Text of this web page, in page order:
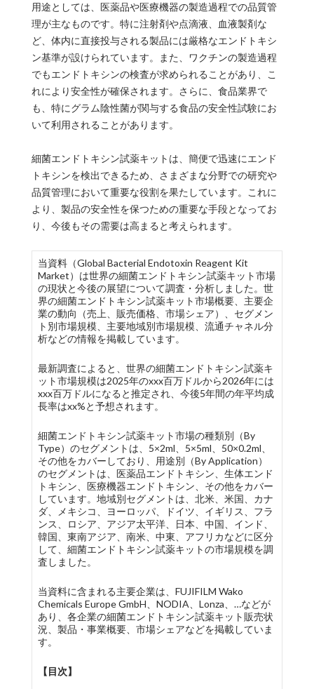
用途としては、医薬品や医療機器の製造過程での品質管
理が主なものです。特に注射剤や点滴液、血液製剤な
ど、体内に直接投与される製品には厳格なエンドトキシ
ン基準が設けられています。また、ワクチンの製造過程
でもエンドトキシンの検査が求められることがあり、こ
れにより安全性が確保されます。さらに、食品業界で
も、特にグラム陰性菌が関与する食品の安全性試験にお
いて利用されることがあります。
細菌エンドトキシン試薬キットは、簡便で迅速にエンド
トキシンを検出できるため、さまざまな分野での研究や
品質管理において重要な役割を果たしています。これに
より、製品の安全性を保つための重要な手段となってお
り、今後もその需要は高まると考えられます。
当資料（Global Bacterial Endotoxin Reagent Kit
Market）は世界の細菌エンドトキシン試薬キット市場
の現状と今後の展望について調査・分析しました。世
界の細菌エンドトキシン試薬キット市場概要、主要企
業の動向（売上、販売価格、市場シェア）、セグメン
ト別市場規模、主要地域別市場規模、流通チャネル分
析などの情報を掲載しています。
最新調査によると、世界の細菌エンドトキシン試薬キ
ット市場規模は2025年のxxx百万ドルから2026年には
xxx百万ドルになると推定され、今後5年間の年平均成
長率はxx%と予想されます。
細菌エンドトキシン試薬キット市場の種類別（By
Type）のセグメントは、5×2ml、5×5ml、50×0.2ml、
その他をカバーしており、用途別（By Application）
のセグメントは、医薬品エンドトキシン、生体エンド
トキシン、医療機器エンドトキシン、その他をカバー
しています。地域別セグメントは、北米、米国、カナ
ダ、メキシコ、ヨーロッパ、ドイツ、イギリス、フラ
ンス、ロシア、アジア太平洋、日本、中国、インド、
韓国、東南アジア、南米、中東、アフリカなどに区分
して、細菌エンドトキシン試薬キットの市場規模を調
査しました。
当資料に含まれる主要企業は、FUJIFILM Wako
Chemicals Europe GmbH、NODIA、Lonza、…などが
あり、各企業の細菌エンドトキシン試薬キット販売状
況、製品・事業概要、市場シェアなどを掲載していま
す。
【目次】